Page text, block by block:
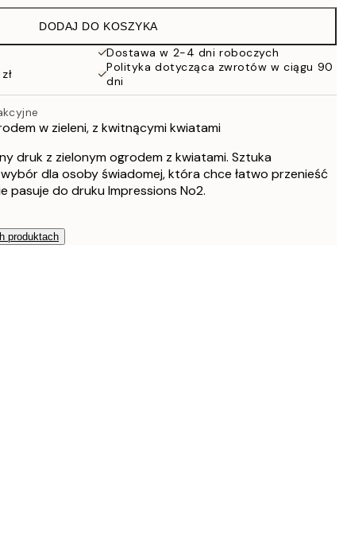
DODAJ DO KOSZYKA
Dostawa w 2-4 dni roboczych
Polityka dotycząca zwrotów w ciągu 90
dni
w zieleni, z kwitnącymi kwiatami
druk z zielonym ogrodem z kwiatami. Sztuka
dla osoby świadomej, która chce łatwo przenieść
pasuje do druku Impressions No2.
produktach